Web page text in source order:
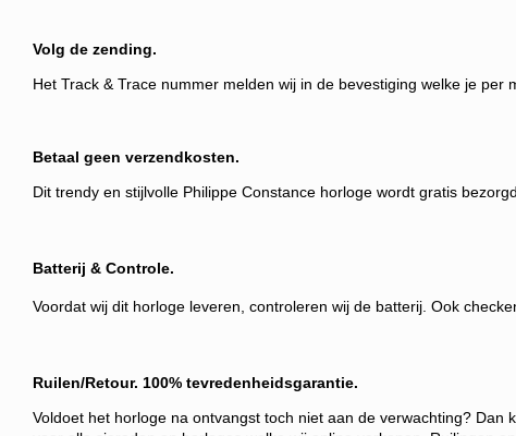
Volg de zending.
Het Track & Trace nummer melden wij in de bevestiging welke je per
Betaal geen verzendkosten.
Dit trendy en stijlvolle Philippe Constance horloge wordt gratis
Batterij & Controle.
Voordat wij dit horloge leveren, controleren wij de batterij. Ook
Ruilen/Retour. 100% tevredenheidsgarantie.
Voldoet het horloge na ontvangst toch niet aan de verwachting?